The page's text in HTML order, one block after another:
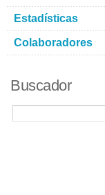
Estadísticas
Colaboradores
Buscador